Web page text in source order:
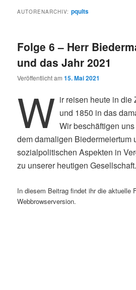
AUTORENARCHIV:pqults
Folge 6 – Herr
und das Jahr 2021
Veröffentlicht am15. Mai 2021
W ir reisen heute in die
und 1850 in das
Wir beschäftigen
dem damaligen Biedermeiertum
sozialpolitischen Aspekten in
zu unserer heutigen Gesellschaft.
In diesem Beitrag findet ihr die aktuelle
Webbrowserversion.